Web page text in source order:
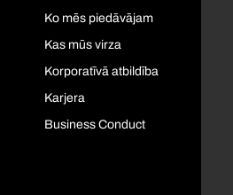
Ko mēs piedāvājam
Kas mūs virza
Korporatīvā atbildība
Karjera
Business Conduct